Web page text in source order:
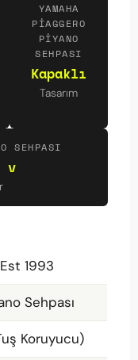
YAMAHA
PIAGGERO
PIYANO
SEHPASI
Kapaklı
Tasarım
SEHPASI
v
1993
Sehpası
Koruyucu)